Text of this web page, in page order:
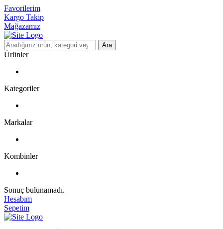
Favorilerim
Kargo Takip
Mağazamız
Ara
Ürünler
Kategoriler
Markalar
Kombinler
Sonuç bulunamadı.
Hesabım
Sepetim